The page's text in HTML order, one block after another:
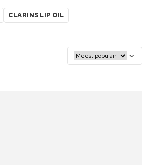
CLARINS LIP OIL